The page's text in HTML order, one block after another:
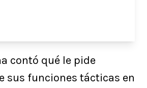
contó qué le pide
sus funciones tácticas en